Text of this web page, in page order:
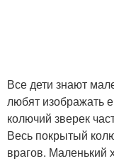
Все дети знают
любят изображать
колючий зверек
Весь покрытый
врагов. Маленький